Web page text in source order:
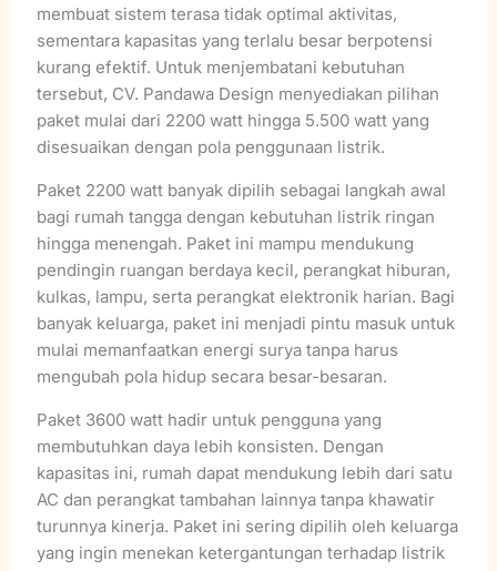
membuat sistem terasa tidak optimal aktivitas,
sementara kapasitas yang terlalu besar berpotensi
kurang efektif. Untuk menjembatani kebutuhan
tersebut, CV. Pandawa Design menyediakan pilihan
paket mulai dari 2200 watt hingga 5.500 watt yang
disesuaikan dengan pola penggunaan listrik.
Paket 2200 watt banyak dipilih sebagai langkah awal
bagi rumah tangga dengan kebutuhan listrik ringan
hingga menengah. Paket ini mampu mendukung
pendingin ruangan berdaya kecil, perangkat hiburan,
kulkas, lampu, serta perangkat elektronik harian. Bagi
banyak keluarga, paket ini menjadi pintu masuk untuk
mulai memanfaatkan energi surya tanpa harus
mengubah pola hidup secara besar-besaran.
Paket 3600 watt hadir untuk pengguna yang
membutuhkan daya lebih konsisten. Dengan
kapasitas ini, rumah dapat mendukung lebih dari satu
AC dan perangkat tambahan lainnya tanpa khawatir
turunnya kinerja. Paket ini sering dipilih oleh keluarga
yang ingin menekan ketergantungan terhadap listrik